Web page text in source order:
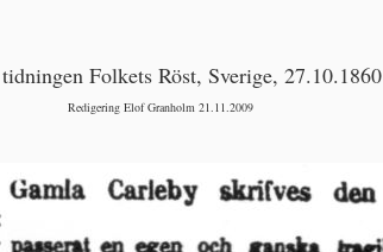
Folkets Röst, Sverige, 27.10.1860
Redigering Elof Granholm 21.11.2009